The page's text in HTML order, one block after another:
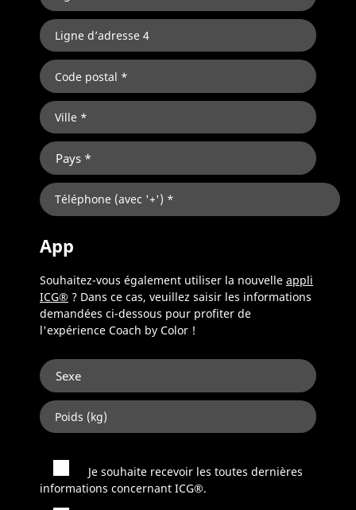
App
Souhaitez-vous également utiliser la nouvelle appli
ICG® ? Dans ce cas, veuillez saisir les informations
demandées ci-dessous pour profiter de
l'expérience Coach by Color !
Je souhaite recevoir les toutes dernières
informations concernant ICG®.